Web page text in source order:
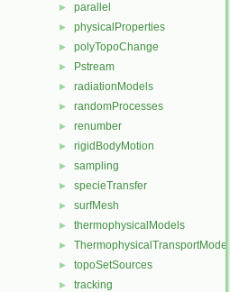
► parallel
► physicalProperties
► polyTopoChange
► Pstream
► radiationModels
► randomProcesses
► renumber
► rigidBodyMotion
► sampling
► specieTransfer
► surfMesh
► thermophysicalModels
► ThermophysicalTransportModels
► topoSetSources
► tracking